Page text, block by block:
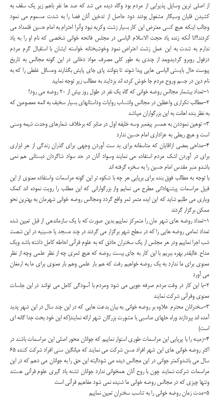
از اصلی ترین وسایل پذیرایی از مردم بود وگاه دیده می شد که صد ها نفر باهم زیر یک سقف به
کشیدن قلیان وسیگار مشغول بودند دود حاصل از تدخین آنان فضا را به شدت مسموم می نمود
وجالب اینکه هیچ کسی معترض این کار بسیار زشت وکریه نبود وآنرا احترام به امام حسین قلمداد می
کردند!!تا آنکه زنده یاد حجت الاسلام الیاسی در مجلس فاتحه خوانی شخصی که نام او را به یاد
ندارم به شدت به این عمل زشت اعتراض نمود وخوشبختانه خواسته ایشان با استقبال گرم مردم
دزفول روبرو گردیدوبعد از چندی به طور کلی مصرف مواد دخانی در این گونه مجالس به تاریخ
پیوست حال بایستی الیاسی هایی پیدا شوند تا بتوانند پای جای پایش بگذارند ومسائل غلطی را که به
نام دین در جسم وروح مردم جا خوش کرده اند بزدایند به مطالب زیر توجه نمایید
1-تعداد بیشمار مجالس روضه خوانی که گاه یک نفر در طول روز بیش از 20 روضه می رود!
2-مطالب تکراری واعظین در مجالس وانتساب روایات وداستانهای بسیار سخیف به ائمه معصومین که
به نظر بنده اهانت به این بزرگواران میباشد
3- توهین نموددن به همسر پیغمبر وسه خلیفه اول در منابر که برخلاف شعارهای وحدت شیعه وسنی
است و هیچ ریطی به عزاداری امام حسین ندارد
4-مداحی بعضی ازاقایان که متاسفانه برای بد ست آوردن وجهی برای گذران زندگی از هر ابزاری
برای در آوردن اشک مردم استفاده می نمایند وسواد آنان در حد سواد شاگردان دبستانی هم نمی
باشدو منبر مقدس امام حسین را به سخره گرفته اند
با توجه به مطالب فوق بنده برای برپایی هر چه با شکوه تر این گونه مراسمات واستفاده معنوی از این
قبیل مراسمات پیشنهاداتی مطرح می نمایم واز بزرگوارانی که این مطلب را رویت نموده اند کمک
ویاری می طلبم شاید که این ایده مثمر ثمر واقع گردد ومجالس روضه خوانی شهرمان به بهترین نحو
ممکن برگزار گردند
1-تعداد روضه های شهر مان را متمرکز نماییم بدین صورت که با یک سازماندهی از قبل تعیین شده
تعداد تمامی روضه هایی را که در سطح شهر برگزار می گردند در چند مسجد یا حسینیه در این شصت
شب اجرا نماییم ودر هر مجلس از یک سخنران حاذق که به علوم قرآنی احاطه کامل داشته باشد ویک
مداح عالیقدر بهره ببریم با این کار به جای بیست روضه که هیچ ثمری چه از نظر علمی وچه از نظر
معنوی برای ما ندارد به یک روضه خواهیم رفت که هم بار علمی وهم بار معنوی برای ما به ارمغان
می آورد
2-با این کار در وقت مردم صرفه جویی می شود ومردم با آسودگی کامل می توانند در این جلسات
معنوی وقرآنی شرکت نمایند
3-سخنرانان محترم علاوه بر روضه خوانی به بیان بدعت هایی که در این چند سال در این شهر پدید
آمده اند بپردازند وراه حلهای مناسبی با مشورت بزرگان شهر ارائه نمایند(که این خود بحث جدا گانه ای
است)
4-زمینه را با پرپایی این مراسمات طوری استوار نماییم که جوانان محور اصلی این مراسمات باشند در
اکثر روضه خوانی های این شهر افراد مسن شرکت می نمایند که میانگین سنی افراد شرکت کننده 65
سال می باشدوکمتر جوانی در این مجالس دیده می شودالبته این حق را به جوانان می دهم که در این
مراسمات شرکت ننمایند چون با روح آنان همخوانی ندارد جوانان تشنه یاد گیری علوم قرآنی هستند
وتنها چیزی که در مجالس روضه خوانی ما شنیده نمی شود مفاهیم قرآنی است
5-مدت زمان روضه خوانی را به تناسب سخنران تعیین نماییم